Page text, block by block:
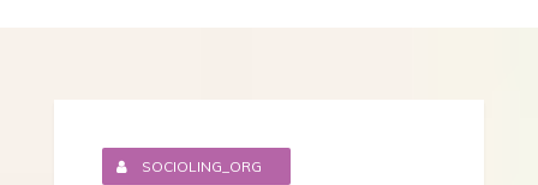
SOCIOLING_ORG